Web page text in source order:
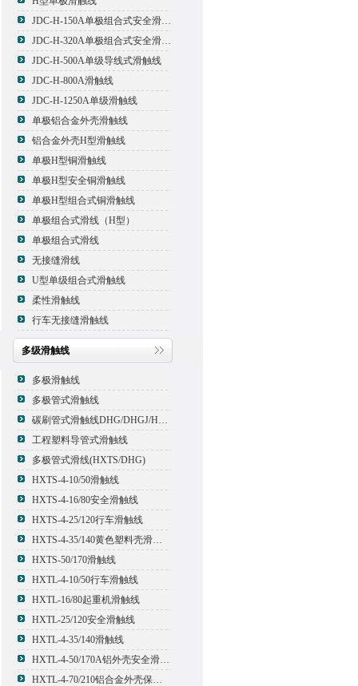
JDC-H-150A单极组合式安全滑触线
JDC-H-320A单极组合式安全滑触线
JDC-H-500A单级导线式滑触线
JDC-H-800A滑触线
JDC-H-1250A单级滑触线
单极铝合金外壳滑触线
铝合金外壳H型滑触线
单极H型铜滑触线
单极H型安全铜滑触线
单极H型组合式铜滑触线
单极组合式滑线（H型）
单极组合式滑线
无接缝滑线
U型单级组合式滑触线
柔性滑触线
行车无接缝滑触线
多级滑触线
多极滑触线
多极管式滑触线
碳刷管式滑触线DHG/DHGJ/HXTL/HXTS-4
工程塑料导管式滑触线
多极管式滑线(HXTS/DHG)
HXTS-4-10/50滑触线
HXTS-4-16/80安全滑触线
HXTS-4-25/120行车滑触线
HXTS-4-35/140黄色塑料壳滑触线
HXTS-50/170滑触线
HXTL-4-10/50行车滑触线
HXTL-16/80起重机滑触线
HXTL-25/120安全滑触线
HXTL-4-35/140滑触线
HXTL-4-50/170A铝外壳安全滑触线
HXTL-4-70/210铝合金外壳保护多极管式滑触线